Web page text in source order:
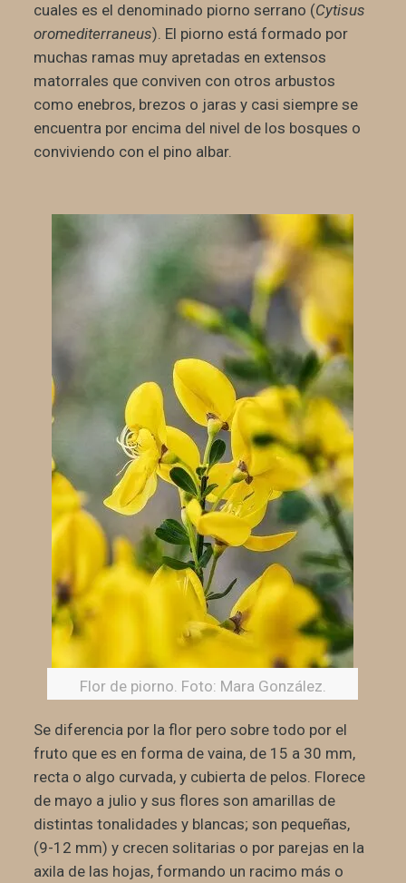
cuales es el denominado piorno serrano (Cytisus
oromediterraneus). El piorno está formado por
muchas ramas muy apretadas en extensos
matorrales que conviven con otros arbustos
como enebros, brezos o jaras y casi siempre se
encuentra por encima del nivel de los bosques o
conviviendo con el pino albar.
Flor de piorno. Foto: Mara González.
Se diferencia por la flor pero sobre todo por el
fruto que es en forma de vaina, de 15 a 30 mm,
recta o algo curvada, y cubierta de pelos. Florece
de mayo a julio y sus flores son amarillas de
distintas tonalidades y blancas; son pequeñas,
(9-12 mm) y crecen solitarias o por parejas en la
axila de las hojas, formando un racimo más o